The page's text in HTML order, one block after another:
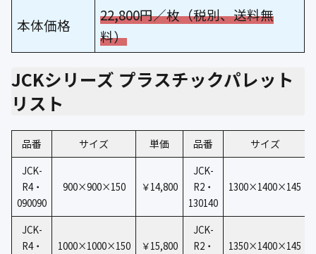
本体価格
22,800円／枚（税別、送料無
料）
JCKシリーズ プラスチックパレット
リスト
品番 サイズ 単価 品番 サイズ
JCK-
R4・
090090
900×900×150 ￥14,800
JCK-
R2・
130140
1300×1400×145
JCK-
R4・
1000×1000×150 ￥15,800
JCK-
R2・
1350×1400×145